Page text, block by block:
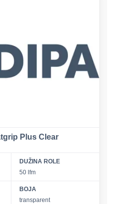
Plus Clear
DUŽINA ROLE
50 lfm
BOJA
transparent